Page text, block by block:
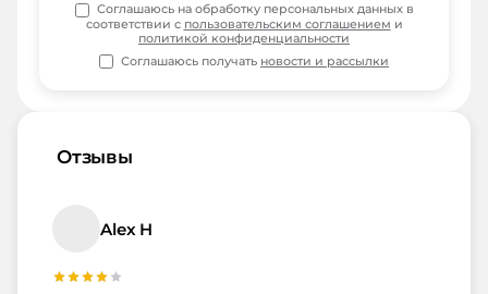
Отзывы
Alex H
Соглашаюсь на обработку персональных данных в
соответствии с пользовательским соглашением и
политикой конфиденциальности
Соглашаюсь получать новости и рассылки